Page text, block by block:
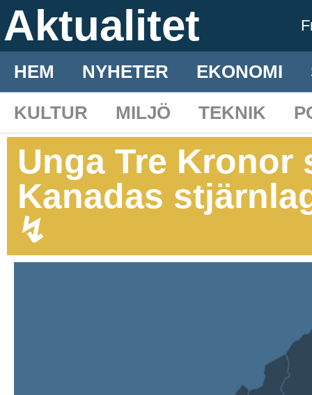
Aktualitet
HEM NYHETER EKONOMI
KULTUR
MILJÖ TEKNIK
Unga Tre Kronor
Kanadas
↯